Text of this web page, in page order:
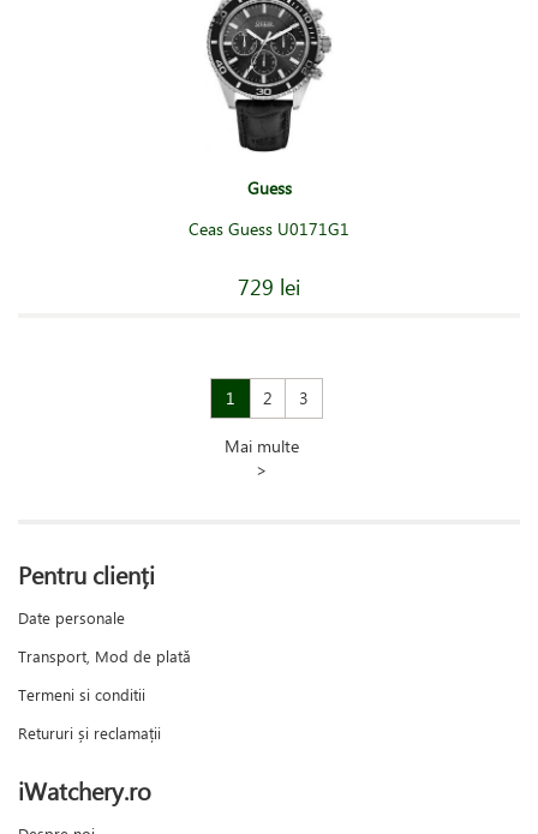
Guess
Ceas Guess U0171G1
729 lei
1 2 3
Mai multe
>
Pentru clienți
Date personale
Transport, Mod de plată
Termeni si conditii
Retururi și reclamații
iWatchery.ro